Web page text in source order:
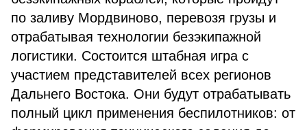
по заливу Мордвиново, перевозя грузы и
отрабатывая технологии безэкипажной
логистики. Состоится штабная игра с
участием представителей всех регионов
Дальнего Востока. Они будут отрабатывать
полный цикл применения беспилотников: от